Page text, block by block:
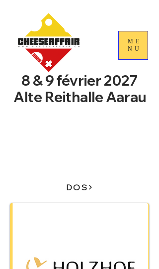
ME
NU
8 & 9 février 2027
Alte Reithalle Aarau
DOS